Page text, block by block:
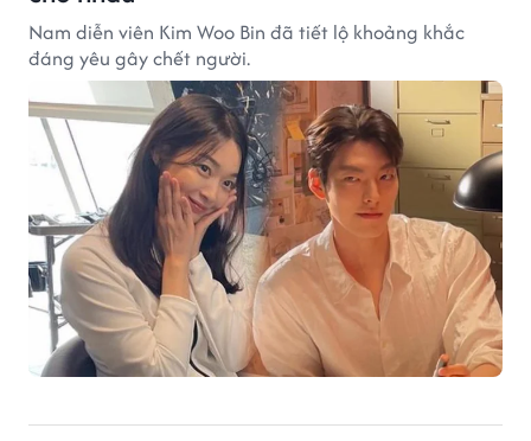
Nam diễn viên Kim Woo Bin đã tiết lộ khoảng khắc
đáng yêu gây chết người.